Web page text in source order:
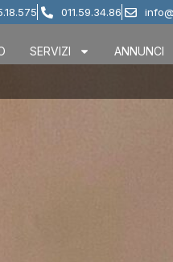
011.59.34.86
SERVIZI ANNUNCI